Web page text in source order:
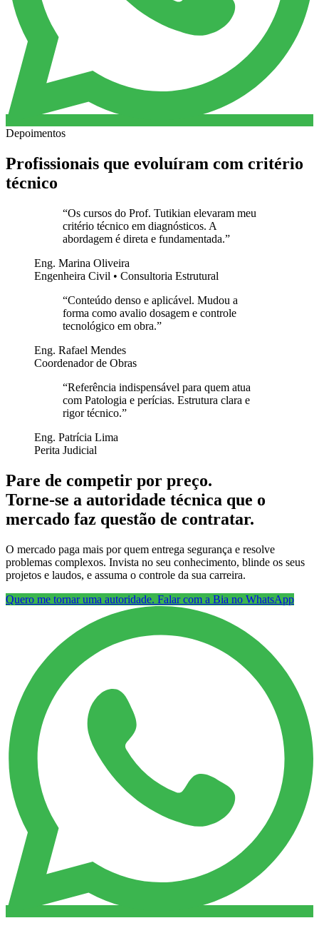
Depoimentos
Profissionais que evoluíram com critério
técnico
“Os cursos do Prof. Tutikian elevaram meu
critério técnico em diagnósticos. A
abordagem é direta e fundamentada.”
Eng. Marina Oliveira
Engenheira Civil • Consultoria Estrutural
“Conteúdo denso e aplicável. Mudou a
forma como avalio dosagem e controle
tecnológico em obra.”
Eng. Rafael Mendes
Coordenador de Obras
“Referência indispensável para quem atua
com Patologia e perícias. Estrutura clara e
rigor técnico.”
Eng. Patrícia Lima
Perita Judicial
Pare de competir por preço.
Torne-se a autoridade técnica que o
mercado faz questão de contratar.
O mercado paga mais por quem entrega segurança e resolve
problemas complexos. Invista no seu conhecimento, blinde os seus
projetos e laudos, e assuma o controle da sua carreira.
Quero me tornar uma autoridade. Falar com a Bia no WhatsApp